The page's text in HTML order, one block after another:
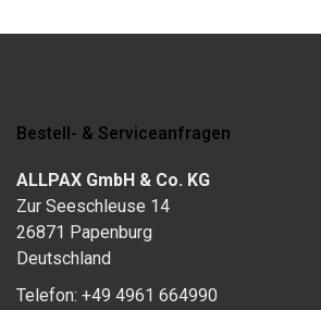
Bestell- & Serviceanfragen
ALLPAX GmbH & Co. KG
Zur Seeschleuse 14
26871 Papenburg
Deutschland
Telefon: +49 4961 664990